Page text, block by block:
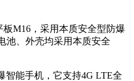
板M16，采用本质安全型防爆
池、外壳均采用本质安全
智能手机，它支持4G LTE全